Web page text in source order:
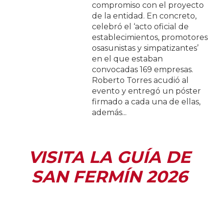
compromiso con el proyecto
de la entidad. En concreto,
celebró el ‘acto oficial de
establecimientos, promotores
osasunistas y simpatizantes’
en el que estaban
convocadas 169 empresas.
Roberto Torres acudió al
evento y entregó un póster
firmado a cada una de ellas,
además...
VISITA LA GUÍA DE
SAN FERMÍN 2026